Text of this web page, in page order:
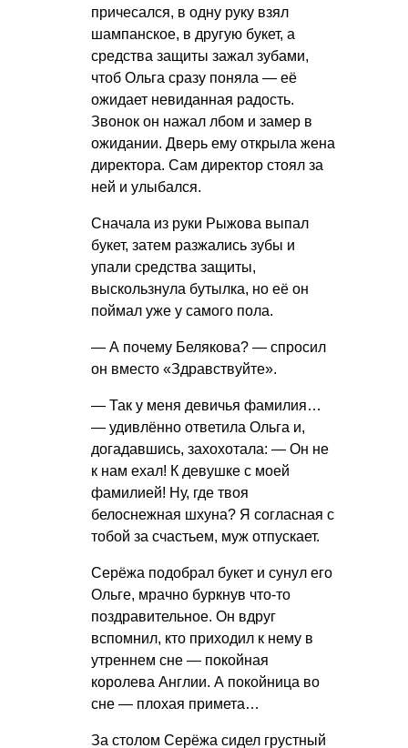
причесался, в одну руку взял
шампанское, в другую букет, а
средства защиты зажал зубами,
чтоб Ольга сразу поняла — её
ожидает невиданная радость.
Звонок он нажал лбом и замер в
ожидании. Дверь ему открыла жена
директора. Сам директор стоял за
ней и улыбался.
Сначала из руки Рыжова выпал
букет, затем разжались зубы и
упали средства защиты,
выскользнула бутылка, но её он
поймал уже у самого пола.
— А почему Белякова? — спросил
он вместо «Здравствуйте».
— Так у меня девичья фамилия…
— удивлённо ответила Ольга и,
догадавшись, захохотала: — Он не
к нам ехал! К девушке с моей
фамилией! Ну, где твоя
белоснежная шхуна? Я согласная с
тобой за счастьем, муж отпускает.
Серёжа подобрал букет и сунул его
Ольге, мрачно буркнув что-то
поздравительное. Он вдруг
вспомнил, кто приходил к нему в
утреннем сне — покойная
королева Англии. А покойница во
сне — плохая примета…
За столом Серёжа сидел грустный